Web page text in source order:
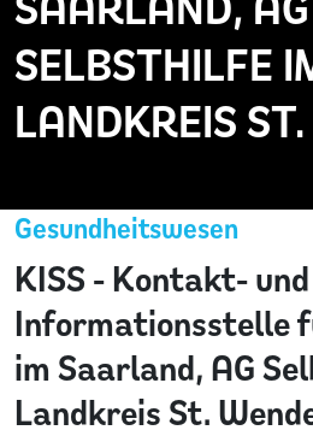
SELBSTHILFE
LANDKREIS
KISS - Kontakt- und
Informationsstelle
im Saarland, AG
Landkreis St.
Gesundheitswesen